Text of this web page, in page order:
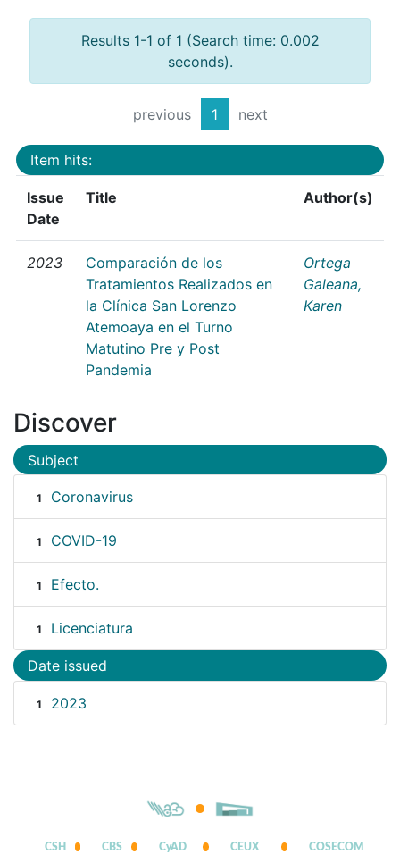
Results 1-1 of 1 (Search time: 0.002
seconds).
previous 1 next
Item hits:
Issue
Date
Title Author(s)
2023
Comparación de los
Tratamientos Realizados en
la Clínica San Lorenzo
Atemoaya en el Turno
Matutino Pre y Post
Pandemia
Ortega
Galeana,
Karen
Discover
Subject
1 Coronavirus
1 COVID-19
1 Efecto.
1 Licenciatura
Date issued
1 2023
CSH CBS CyAD CEUX COSECOM